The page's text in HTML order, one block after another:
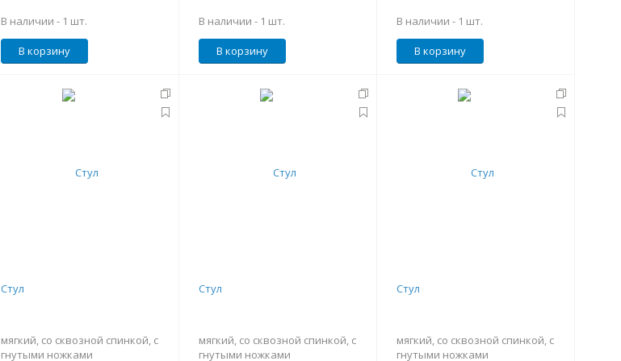
В наличии - 1 шт.
В корзину
В наличии - 1 шт.
В корзину
В наличии - 1 шт.
В корзину
Стул
мягкий, со сквозной спинкой, с
гнутыми ножками
Стул
мягкий, со сквозной спинкой, с
гнутыми ножками
Стул
мягкий, со сквозной спинкой, с
гнутыми ножками